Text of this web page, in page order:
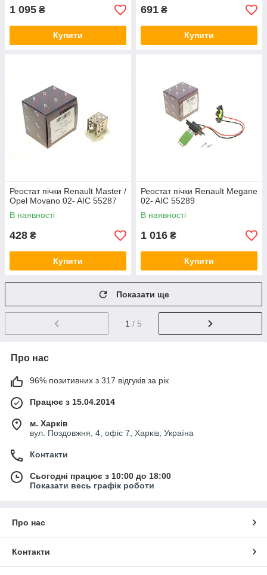
1 095 ₴
Купити
691 ₴
Купити
Реостат пічки Renault Master /
Opel Movano 02- AIC 55287
В наявності
428 ₴
Купити
Реостат пічки Renault Megane
02- AIC 55289
В наявності
1 016 ₴
Купити
Показати ще
1 / 5
Про нас
96% позитивних з 317 відгуків за рік
Працює з 15.04.2014
м. Харків
вул. Поздовжня, 4, офіс 7, Харків, Україна
Контакти
Сьогодні працює з 10:00 до 18:00
Показати весь графік роботи
Про нас
Контакти